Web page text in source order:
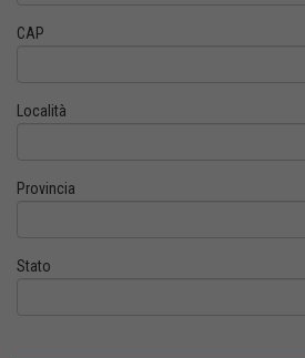
CAP
Località
Provincia
Stato